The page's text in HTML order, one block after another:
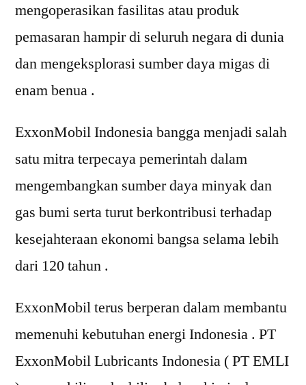
mengoperasikan fasilitas atau produk
pemasaran hampir di seluruh negara di dunia
dan mengeksplorasi sumber daya migas di
enam benua .
ExxonMobil Indonesia bangga menjadi salah
satu mitra terpecaya pemerintah dalam
mengembangkan sumber daya minyak dan
gas bumi serta turut berkontribusi terhadap
kesejahteraan ekonomi bangsa selama lebih
dari 120 tahun .
ExxonMobil terus berperan dalam membantu
memenuhi kebutuhan energi Indonesia . PT
ExxonMobil Lubricants Indonesia ( PT EMLI